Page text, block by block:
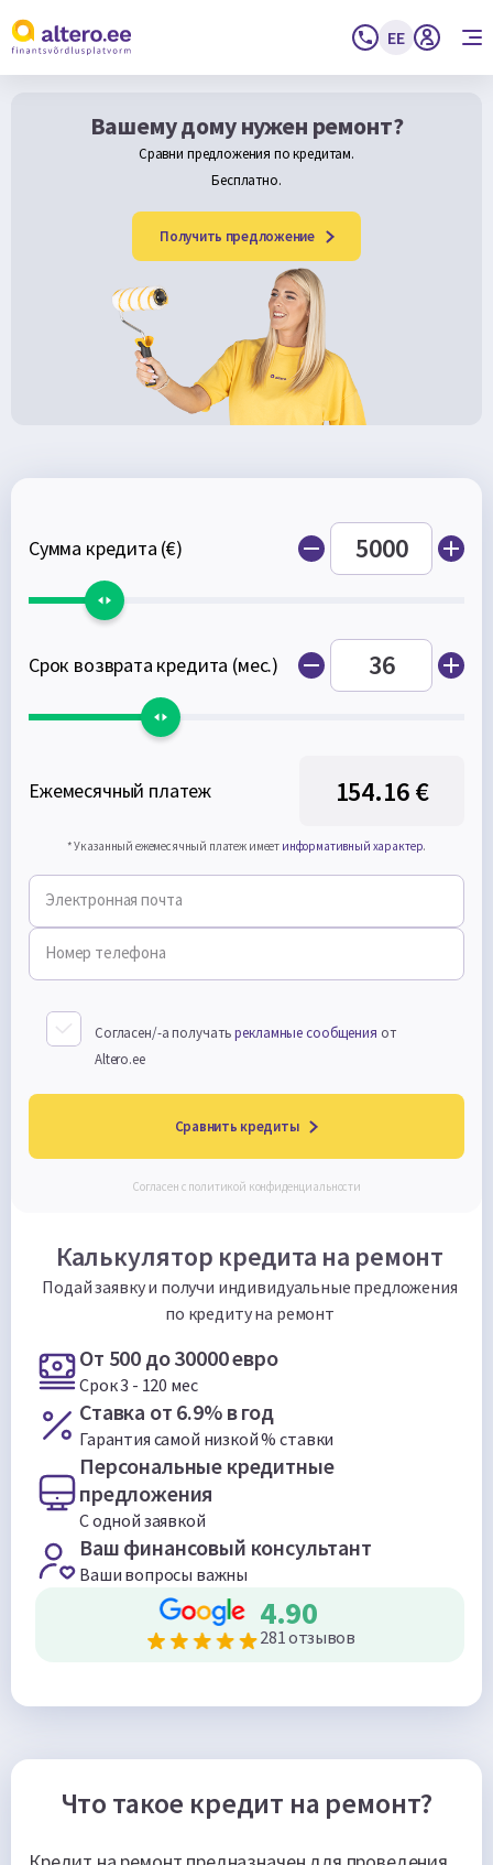
EE
Вашему дому нужен ремонт?
Сравни предложения по кредитам.
Бесплатно.
Получить предложение
Калькулятор кредита на ремонт
Подай заявку и получи индивидуальные предложения
по кредиту на ремонт
От 500 до 30000 евро
Срок 3 - 120 мес
Ставка от 6.9% в год
Гарантия самой низкой % ставки
Персональные кредитные
предложения
С одной заявкой
Ваш финансовый консультант
Ваши вопросы важны
4.90
281 отзывов
Сумма кредита (€)
Срок возврата кредита (мес.)
Ежемесячный платеж 154.16 €
* Указанный ежемесячный платеж имеет информативный характер.
Электронная почта
Номер телефона
Согласен/-а получатьрекламные сообщения от
Altero.ee
Сравнить кредиты
Cогласен с политикой конфиденциальности
Что такое кредит на ремонт?